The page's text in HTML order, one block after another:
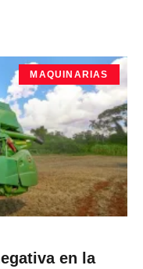
MAQUINARIAS
en la